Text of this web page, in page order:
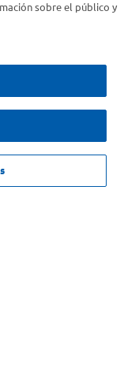
DISPONIBLE
promociones antes
ENVIAR
sobre el público y